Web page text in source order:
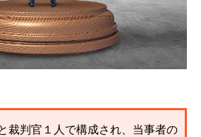
裁判官１人で構成され、当事者の